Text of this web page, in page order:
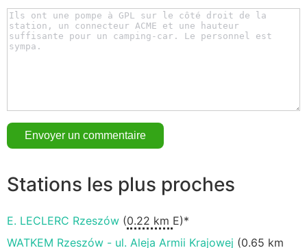
Stations les plus proches
E. LECLERC Rzeszów (0.22 km E)*
WATKEM Rzeszów - ul. Aleja Armii Krajowej (0.65 km